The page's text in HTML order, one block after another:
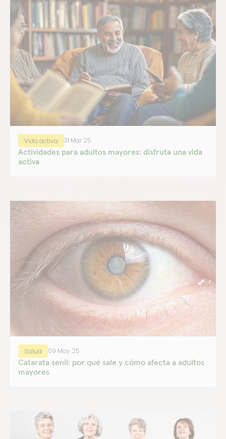
Vida activa 31 Mar 25
Actividades para adultos mayores: disfruta una vida
activa
Salud 09 May 25
Catarata senil: por qué sale y cómo afecta a adultos
mayores